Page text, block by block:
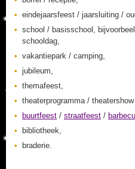
eindejaarsfeest / jaarsluiting /
school / basisschool,
schooldag,
vakantiepark / camping,
jubileum,
themafeest,
theaterprogramma /
buurtfeest / straatfeest /
bibliotheek,
braderie.